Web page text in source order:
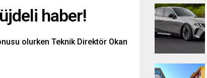
haber!
olurken Teknik Direktör Okan